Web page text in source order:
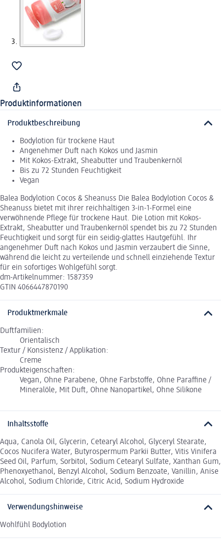
Produktinformationen
Produktbeschreibung
Bodylotion für trockene Haut
Angenehmer Duft nach Kokos und Jasmin
Mit Kokos-Extrakt, Sheabutter und Traubenkernöl
Bis zu 72 Stunden Feuchtigkeit
Vegan
Balea Bodylotion Cocos & Sheanuss Die Balea Bodylotion Cocos &
Sheanuss bietet mit ihrer reichhaltigen 3-in-1-Formel eine
verwöhnende Pflege für trockene Haut. Die Lotion mit Kokos-
Extrakt, Sheabutter und Traubenkernöl spendet bis zu 72 Stunden
Feuchtigkeit und sorgt für ein seidig-glattes Hautgefühl. Ihr
angenehmer Duft nach Kokos und Jasmin verzaubert die Sinne,
während die leicht zu verteilende und schnell einziehende Textur
für ein sofortiges Wohlgefühl sorgt.
dm-Artikelnummer: 1587359
GTIN 4066447870190
Produktmerkmale
Duftfamilien:
Orientalisch
Textur / Konsistenz / Applikation:
Creme
Produkteigenschaften:
Vegan, Ohne Parabene, Ohne Farbstoffe, Ohne Paraffine /
Mineralöle, Mit Duft, Ohne Nanopartikel, Ohne Silikone
Inhaltsstoffe
Aqua, Canola Oil, Glycerin, Cetearyl Alcohol, Glyceryl Stearate,
Cocos Nucifera Water, Butyrospermum Parkii Butter, Vitis Vinifera
Seed Oil, Parfum, Sorbitol, Sodium Cetearyl Sulfate, Xanthan Gum,
Phenoxyethanol, Benzyl Alcohol, Sodium Benzoate, Vanillin, Anise
Alcohol, Sodium Chloride, Citric Acid, Sodium Hydroxide
Verwendungshinweise
Wohlfühl Bodylotion